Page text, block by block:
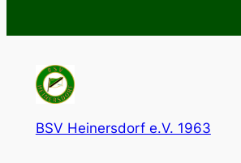
BSV Heinersdorf e.V. 1963